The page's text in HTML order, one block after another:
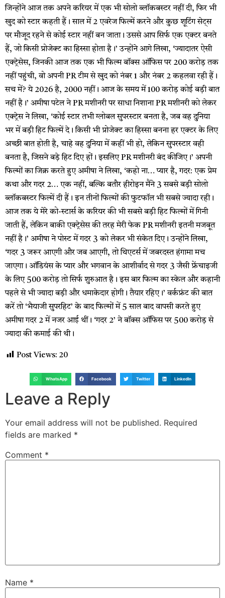
जिन्होंने आज तक अपने करियर में एक भी सोलो ब्लॉकबस्टर नहीं दी, फिर भी
खुद को स्टार कहती हैं। साल में 2 एवरेज फिल्में करने और कुछ शूटिंग सेट्स
पर मौजूद रहने से कोई स्टार नहीं बन जाता। उससे आप सिर्फ एक एक्टर बनते
हैं, जो किसी प्रोजेक्ट का हिस्सा होता है।’ उन्होंने आगे लिखा, ‘ज्यादातर ऐसी
एक्ट्रेसेस, जिनकी आज तक एक भी फिल्म बॉक्स ऑफिस पर ₹200 करोड़ तक
नहीं पहुंची, वो अपनी PR टीम से खुद को नंबर 1 और नंबर 2 कहलवा रही हैं।
सच में? ये 2026 है, 2000 नहीं। आज के समय में ₹100 करोड़ कोई बड़ी बात
नहीं है।’ अमीषा पटेल ने PR मशीनरी पर साधा निशाना PR मशीनरी को लेकर
एक्ट्रेस ने लिखा, ‘कोई स्टार तभी ग्लोबल सुपरस्टार बनता है, जब वह दुनिया
भर में बड़ी हिट फिल्में दे। किसी भी प्रोजेक्ट का हिस्सा बनना हर एक्टर के लिए
अच्छी बात होती है, चाहे वह दुनिया में कहीं भी हो, लेकिन सुपरस्टार वही
बनता है, जिसने बड़े हिट दिए हों। इसलिए PR मशीनरी बंद कीजिए।’ अपनी
फिल्मों का जिक्र करते हुए अमीषा ने लिखा, ‘कहो ना… प्यार है, गदर: एक प्रेम
कथा और गदर 2… एक नहीं, बल्कि बतौर हीरोइन मैंने 3 सबसे बड़ी सोलो
ब्लॉकबस्टर फिल्में दी हैं। इन तीनों फिल्मों की फुटफॉल भी सबसे ज्यादा रही।
आज तक ये मेरे को-स्टार्स के करियर की भी सबसे बड़ी हिट फिल्मों में गिनी
जाती हैं, लेकिन बाकी एक्ट्रेसेस की तरह मेरी फेक PR मशीनरी इतनी मजबूत
नहीं है।’ अमीषा ने पोस्ट में गदर 3 को लेकर भी संकेत दिए। उन्होंने लिखा,
‘गदर 3 जरूर आएगी और जब आएगी, तो थिएटर्स में जबरदस्त हंगामा मच
जाएगा। ऑडियंस के प्यार और भगवान के आशीर्वाद से गदर 3 जैसी फ्रेंचाइजी
के लिए ₹500 करोड़ तो सिर्फ शुरुआत है। इस बार फिल्म का स्केल और कहानी
पहले से भी ज्यादा बड़ी और धमाकेदार होगी। तैयार रहिए।’ वर्कफ्रंट की बात
करें तो ‘भैयाजी सुपरहिट’ के बाद फिल्मों में 5 साल बाद वापसी करते हुए
अमीषा गदर 2 में नजर आई थीं। ‘गदर 2’ ने बॉक्स ऑफिस पर 500 करोड़ से
ज्यादा की कमाई की थी।
Post Views: 20
WhatsApp Facebook Twitter LinkedIn
Leave a Reply
Your email address will not be published. Required
fields are marked *
Comment *
Name *